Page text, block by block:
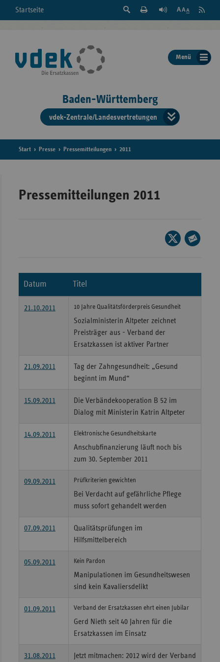
Startseite
Suche
der
Seite
Feed
Menü
Baden-Württemberg
vdek-Zentrale/Landesvertretungen
der
Start Presse Pressemitteilungen 2011
Pressemitteilungen 2011
Seite
auf
teilen
E-
Datum Titel
21.10.2011 10 Jahre Qualitätsförderpreis Gesundheit
Sozialministerin Altpeter zeichnet
Preisträger aus - Verband der
Ersatzkassen ist aktiver Partner
21.09.2011
Tag der Zahngesundheit: „Gesund
beginnt im Mund“
15.09.2011
Die Verbändekooperation B 52 im
Dialog mit Ministerin Katrin Altpeter
14.09.2011 Elektronische Gesundheitskarte
Anschubfinanzierung läuft noch bis
zum 30. September 2011
09.09.2011 Prüfkriterien gewichten
Bei Verdacht auf gefährliche Pflege
muss sofort gehandelt werden
07.09.2011
Qualitätsprüfungen im
Hilfsmittelbereich
05.09.2011 Kein Pardon
Manipulationen im Gesundheitswesen
sind kein Kavaliersdelikt
01.09.2011 Verband der Ersatzkassen ehrt einen Jubilar
Gerd Nieth seit 40 Jahren für die
Ersatzkassen im Einsatz
31.08.2011
Jetzt mitmachen: 2012 wird der Verband